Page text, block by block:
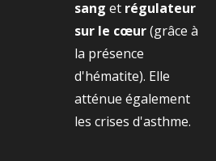
sang et régulateur
sur le cœur(grâce à
la présence
d'hématite). Elle
atténue également
les crises d'asthme.